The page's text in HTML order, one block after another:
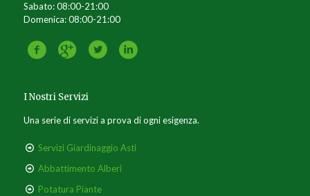
Sabato: 08:00-21:00
Domenica: 08:00-21:00
I Nostri Servizi
Una serie di servizi a prova di ogni esigenza.
Servizi Giardinaggio Asti
Abbattimento Alberi
Potatura Piante